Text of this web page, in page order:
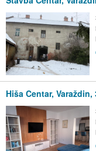
Hiša Centar, Varaždin,